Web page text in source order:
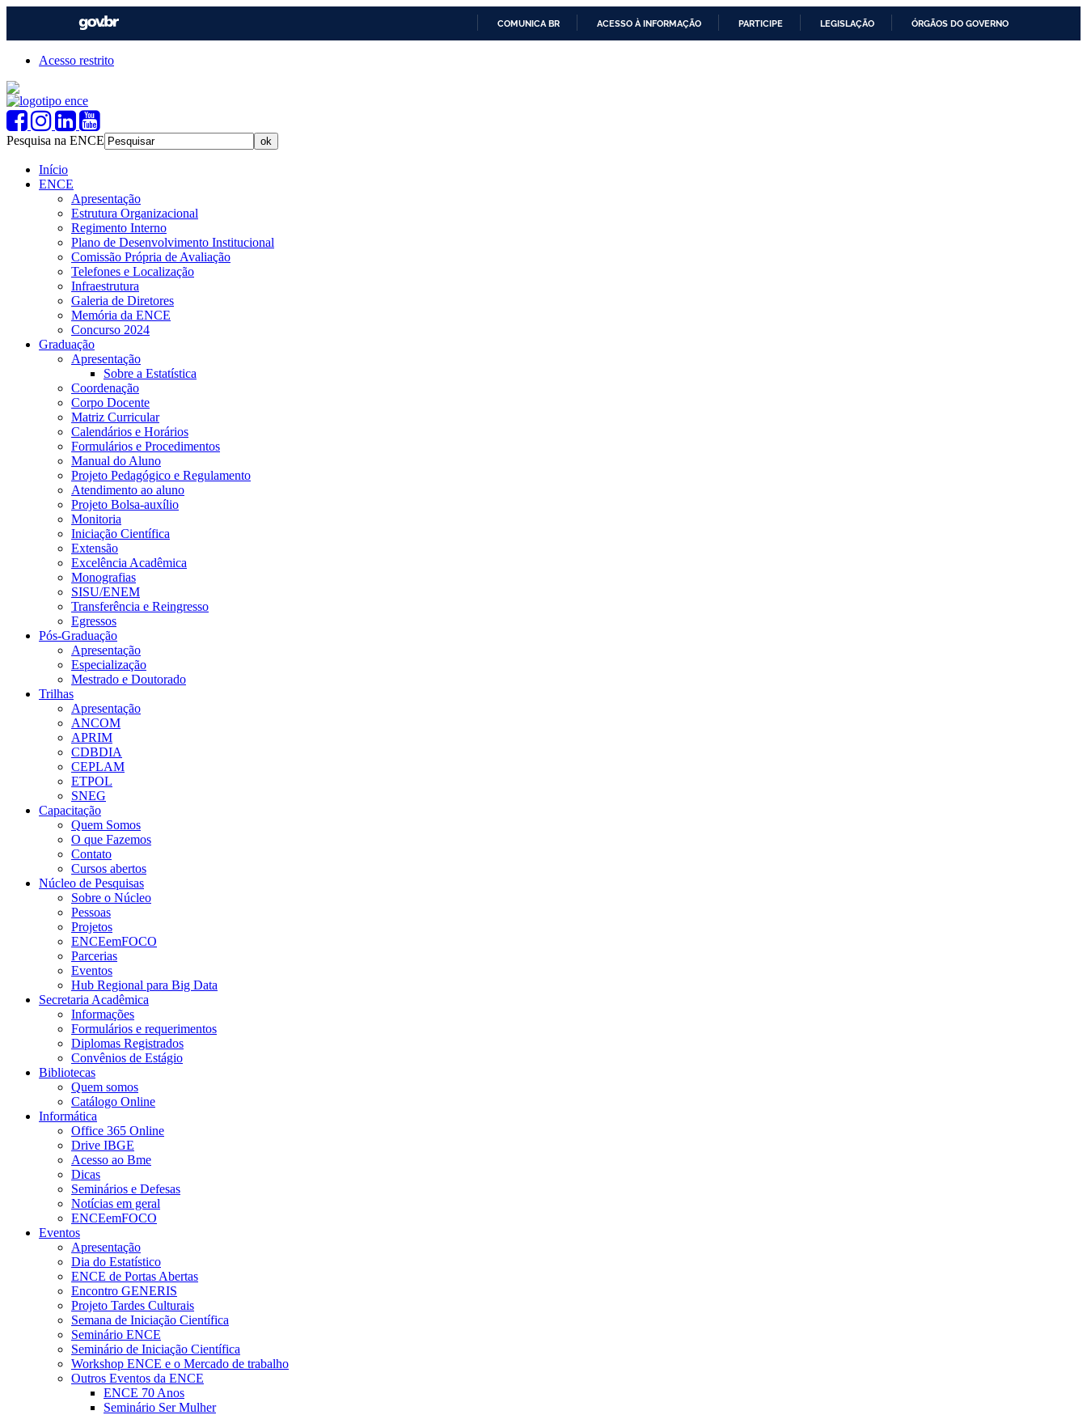
COMUNICA BR ACESSO À INFORMAÇÃO PARTICIPE LEGISLAÇÃO ÓRGÃOS DO GOVERNO
Acesso restrito
Pesquisa na ENCE
Início
ENCE
Apresentação
Estrutura Organizacional
Regimento Interno
Plano de Desenvolvimento Institucional
Comissão Própria de Avaliação
Telefones e Localização
Infraestrutura
Galeria de Diretores
Memória da ENCE
Concurso 2024
Graduação
Apresentação
Sobre a Estatística
Coordenação
Corpo Docente
Matriz Curricular
Calendários e Horários
Formulários e Procedimentos
Manual do Aluno
Projeto Pedagógico e Regulamento
Atendimento ao aluno
Projeto Bolsa-auxílio
Monitoria
Iniciação Científica
Extensão
Excelência Acadêmica
Monografias
SISU/ENEM
Transferência e Reingresso
Egressos
Pós-Graduação
Apresentação
Especialização
Mestrado e Doutorado
Trilhas
Apresentação
ANCOM
APRIM
CDBDIA
CEPLAM
ETPOL
SNEG
Capacitação
Quem Somos
O que Fazemos
Contato
Cursos abertos
Núcleo de Pesquisas
Sobre o Núcleo
Pessoas
Projetos
ENCEemFOCO
Parcerias
Eventos
Hub Regional para Big Data
Secretaria Acadêmica
Informações
Formulários e requerimentos
Diplomas Registrados
Convênios de Estágio
Bibliotecas
Quem somos
Catálogo Online
Informática
Office 365 Online
Drive IBGE
Acesso ao Bme
Dicas
Seminários e Defesas
Notícias em geral
ENCEemFOCO
Eventos
Apresentação
Dia do Estatístico
ENCE de Portas Abertas
Encontro GENERIS
Projeto Tardes Culturais
Semana de Iniciação Científica
Seminário ENCE
Seminário de Iniciação Científica
Workshop ENCE e o Mercado de trabalho
Outros Eventos da ENCE
ENCE 70 Anos
Seminário Ser Mulher